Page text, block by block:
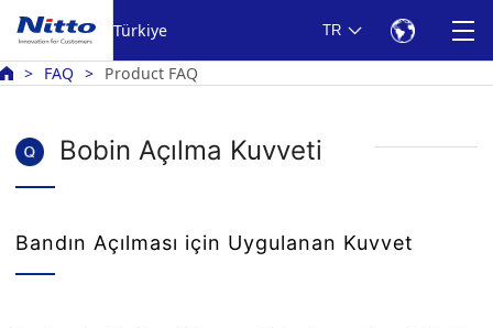
Türkiye TR
FAQ Product FAQ
Bobin Açılma Kuvveti
Bandın Açılması için Uygulanan Kuvvet